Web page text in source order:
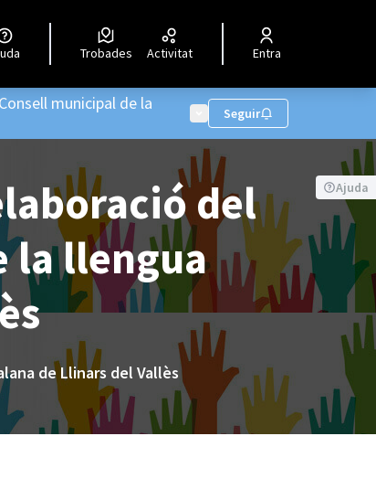
Trobades Activitat Entra
municipal de la
Menú d'usuari
Seguir
Ajuda
del
la llengua
de Llinars del Vallès